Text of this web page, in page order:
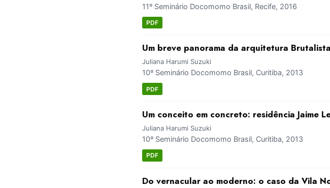
11º Seminário Docomomo Brasil, Recife, 2016
PDF
Um breve panorama da arquitetura
Juliana Harumi Suzuki
10º Seminário Docomomo Brasil, Curitiba, 2013
PDF
Um conceito em concreto: residência Jaime
Juliana Harumi Suzuki
10º Seminário Docomomo Brasil, Curitiba, 2013
PDF
Do vernacular ao moderno: o caso da Vila